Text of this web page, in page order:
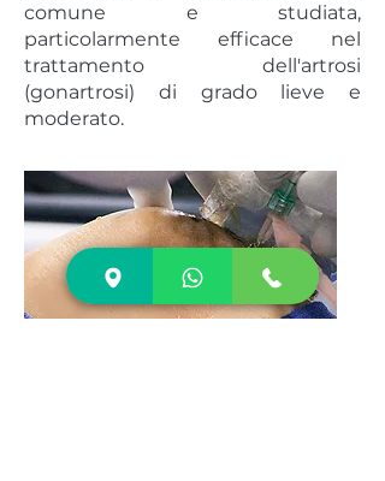
comune e studiata,
particolarmente efficace nel
trattamento dell'artrosi
(gonartrosi) di grado lieve e
moderato.